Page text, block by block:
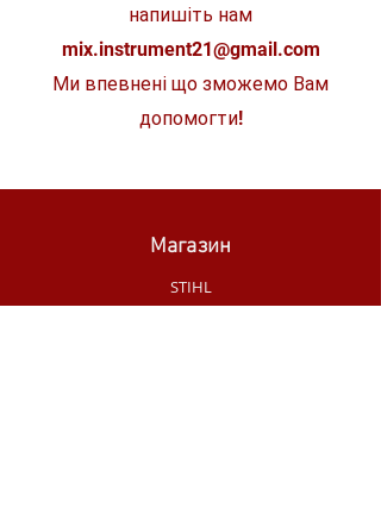
отвір
напишіть нам
mix.instrument21@gmail.com
Ми впевнені що зможемо Вам
допомогти!
Магазин
STIHL